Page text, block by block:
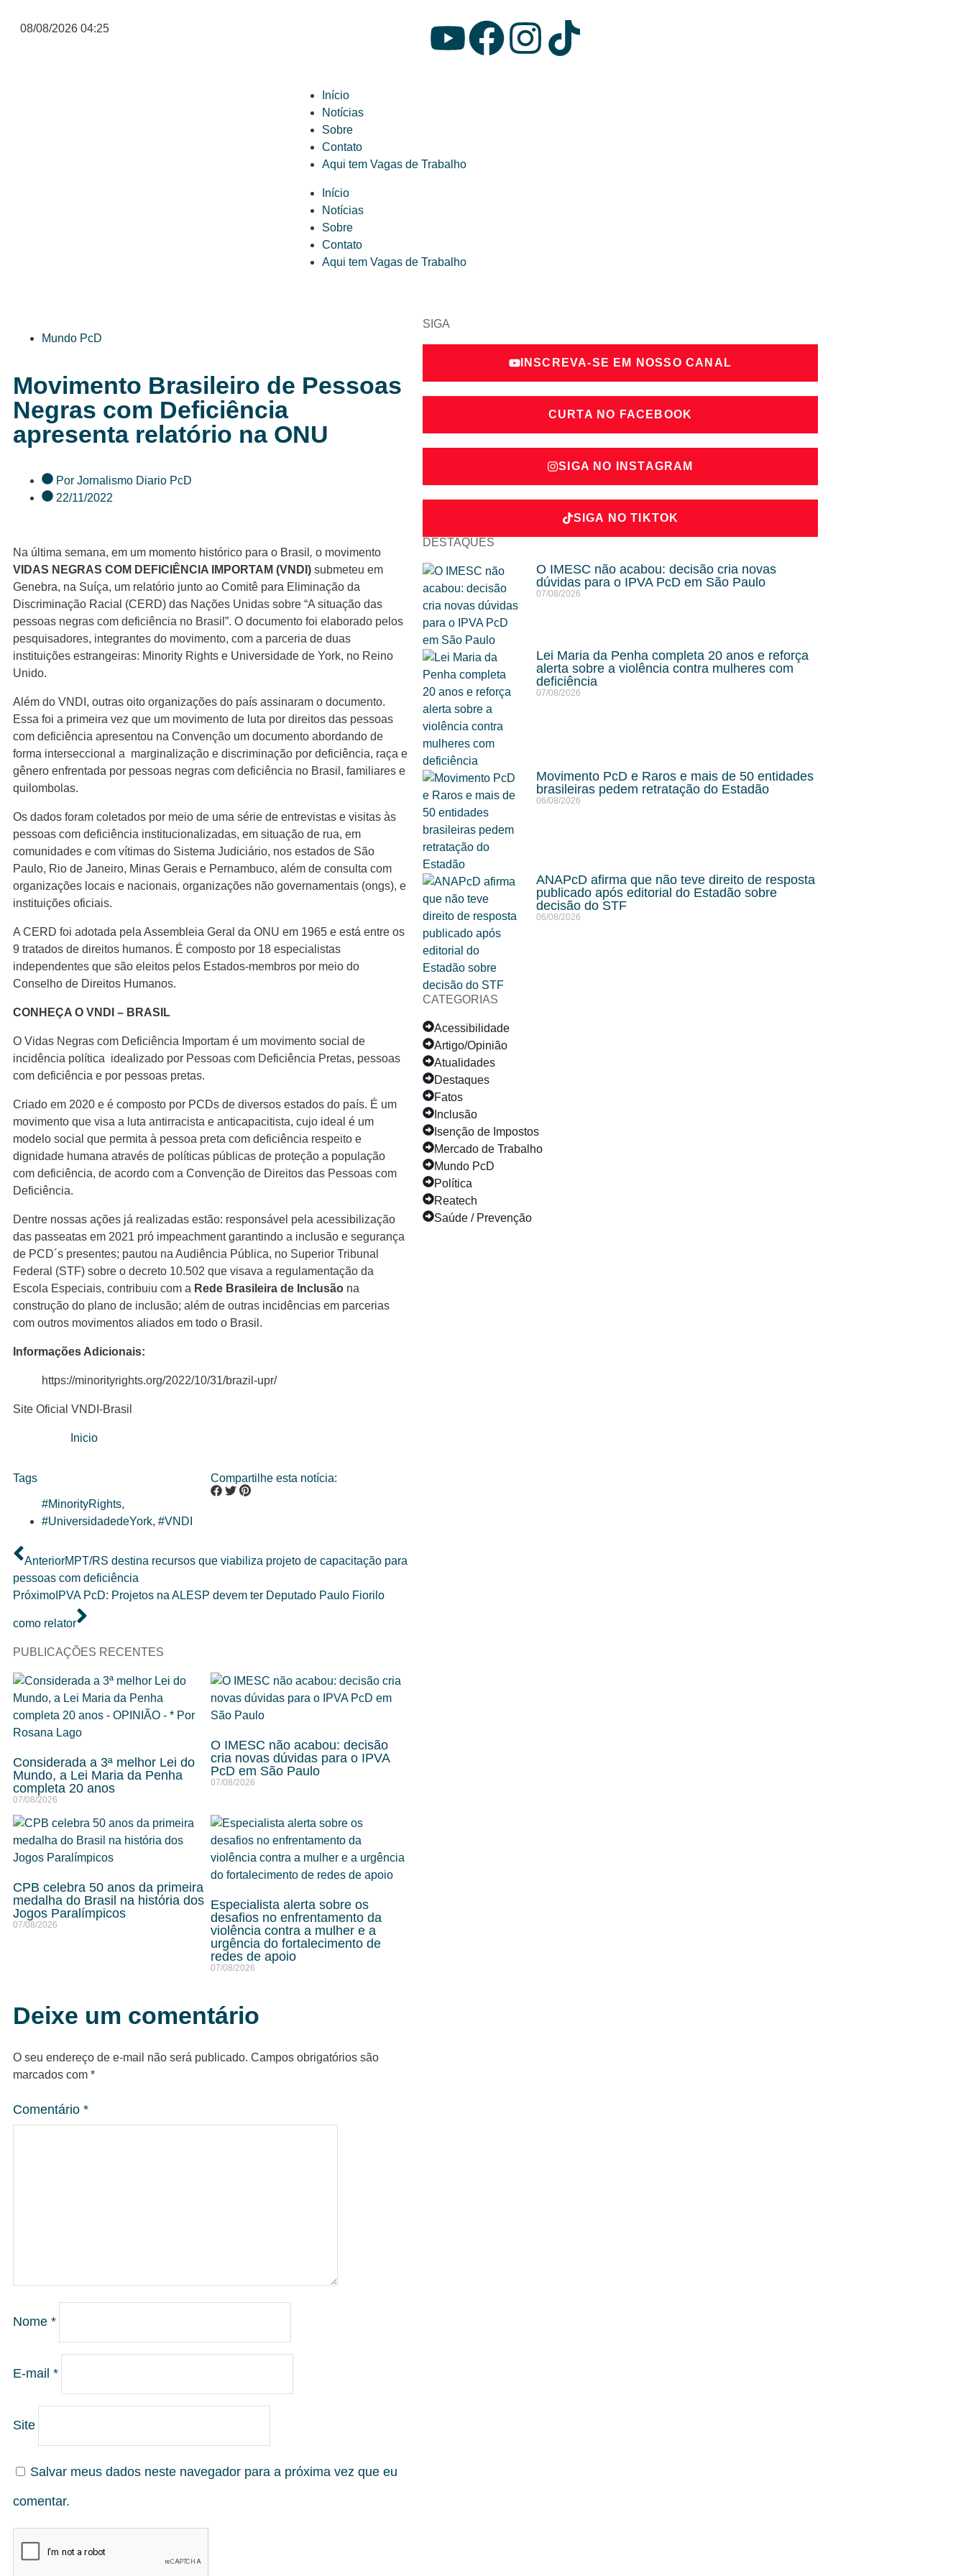
08/08/2026 04:25
Início
Notícias
Sobre
Contato
Aqui tem Vagas de Trabalho
Início
Notícias
Sobre
Contato
Aqui tem Vagas de Trabalho
Mundo PcD
Movimento Brasileiro de Pessoas
Negras com Deficiência
apresenta relatório na ONU
Por Jornalismo Diario PcD
22/11/2022
Na última semana, em um momento histórico para o Brasil , o movimento
VIDAS NEGRAS COM DEFICIÊNCIA IMPORTAM (VNDI) submeteu em
Genebra, na Suíça, um relatório junto ao Comitê para Eliminação da
Discriminação Racial (CERD) das Nações Unidas sobre “A situação das
pessoas negras com deficiência no Brasil”. O documento foi elaborado pelos
pesquisadores, integrantes do movimento, com a parceria de duas
instituições estrangeiras: Minority Rights e Universidade de York, no Reino
Unido.
Além do VNDI, outras oito organizações do país assinaram o documento.
Essa foi a primeira vez que um movimento de luta por direitos das pessoas
com deficiência apresentou na Convenção um documento abordando de
forma interseccional a marginalização e discriminação por deficiência, raça e
gênero enfrentada por pessoas negras com deficiência no Brasil, familiares e
quilombolas.
Os dados foram coletados por meio de uma série de entrevistas e visitas às
pessoas com deficiência institucionalizadas, em situação de rua, em
comunidades e com vítimas do Sistema Judiciário, nos estados de São
Paulo, Rio de Janeiro, Minas Gerais e Pernambuco, além de consulta com
organizações locais e nacionais, organizações não governamentais (ongs), e
instituições oficiais.
A CERD foi adotada pela Assembleia Geral da ONU em 1965 e está entre os
9 tratados de direitos humanos. É composto por 18 especialistas
independentes que são eleitos pelos Estados-membros por meio do
Conselho de Direitos Humanos.
CONHEÇA O VNDI – BRASIL
O Vidas Negras com Deficiência Importam é um movimento social de
incidência política idealizado por Pessoas com Deficiência Pretas, pessoas
com deficiência e por pessoas pretas.
Criado em 2020 e é composto por PCDs de diversos estados do país. É um
movimento que visa a luta antirracista e anticapacitista, cujo ideal é um
modelo social que permita à pessoa preta com deficiência respeito e
dignidade humana através de políticas públicas de proteção a população
com deficiência, de acordo com a Convenção de Direitos das Pessoas com
Deficiência.
Dentre nossas ações já realizadas estão: responsável pela acessibilização
das passeatas em 2021 pró impeachment garantindo a inclusão e segurança
de PCD´s presentes; pautou na Audiência Pública, no Superior Tribunal
Federal (STF) sobre o decreto 10.502 que visava a regulamentação da
Escola Especiais, contribuiu com a Rede Brasileira de Inclusão na
construção do plano de inclusão; além de outras incidências em parcerias
com outros movimentos aliados em todo o Brasil.
Informações Adicionais:
https://minorityrights.org/2022/10/31/brazil-upr/
Site Oficial VNDI-Brasil
Inicio
Tags
#MinorityRights,
#UniversidadedeYork, #VNDI
Compartilhe esta notícia:
AnteriorMPT/RS destina recursos que viabiliza projeto de capacitação para
pessoas com deficiência
Próximo IPVA PcD: Projetos na ALESP devem ter Deputado Paulo Fiorilo
como relator
PUBLICAÇÕES RECENTES
Considerada a 3ª melhor Lei do
Mundo, a Lei Maria da Penha
completa 20 anos
07/08/2026
O IMESC não acabou: decisão
cria novas dúvidas para o IPVA
PcD em São Paulo
07/08/2026
CPB celebra 50 anos da primeira
medalha do Brasil na história dos
Jogos Paralímpicos
07/08/2026
Especialista alerta sobre os
desafios no enfrentamento da
violência contra a mulher e a
urgência do fortalecimento de
redes de apoio
07/08/2026
Deixe um comentário
O seu endereço de e-mail não será publicado. Campos obrigatórios são
marcados com *
Comentário *
Nome *
E-mail *
Site
Salvar meus dados neste navegador para a próxima vez que eu
comentar.
SIGA
INSCREVA-SE EM NOSSO CANAL
CURTA NO FACEBOOK
SIGA NO INSTAGRAM
SIGA NO TIKTOK
DESTAQUES
O IMESC não acabou: decisão cria novas
dúvidas para o IPVA PcD em São Paulo
07/08/2026
Lei Maria da Penha completa 20 anos e reforça
alerta sobre a violência contra mulheres com
deficiência
07/08/2026
Movimento PcD e Raros e mais de 50 entidades
brasileiras pedem retratação do Estadão
06/08/2026
ANAPcD afirma que não teve direito de resposta
publicado após editorial do Estadão sobre
decisão do STF
06/08/2026
CATEGORIAS
Acessibilidade
Artigo/Opinião
Atualidades
Destaques
Fatos
Inclusão
Isenção de Impostos
Mercado de Trabalho
Mundo PcD
Política
Reatech
Saúde / Prevenção